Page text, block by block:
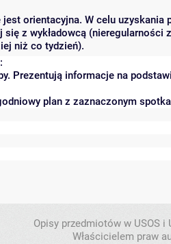
orientacyjna. W celu
z wykładowcą (nieregularności
niż co tydzień).
Prezentują informacje na
plan z zaznaczonym
Opisy przedmiotów w USOS
Właścicielem praw